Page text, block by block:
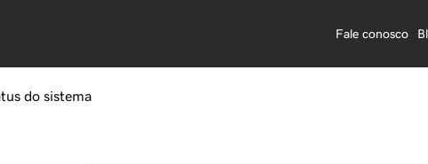
Fale conosco
do sistema